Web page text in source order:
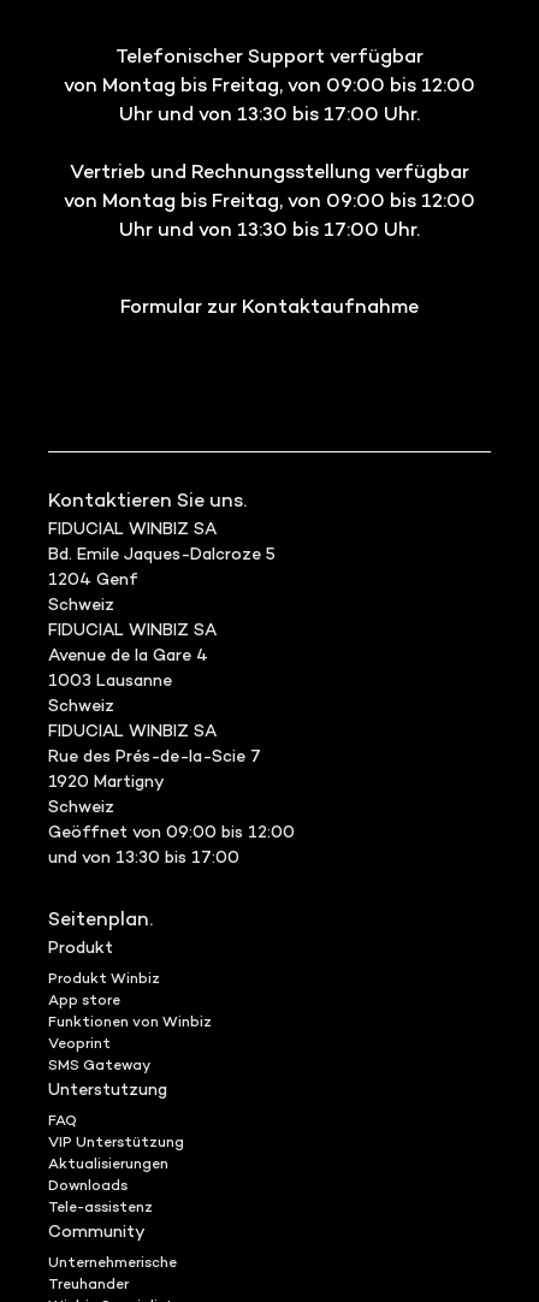
Telefonischer Support verfügbar
von Montag bis Freitag, von 09:00 bis 12:00
Uhr und von 13:30 bis 17:00 Uhr.
Vertrieb und Rechnungsstellung verfügbar
von Montag bis Freitag, von 09:00 bis 12:00
Uhr und von 13:30 bis 17:00 Uhr.
Formular zur Kontaktaufnahme
Kontaktieren Sie uns.
FIDUCIAL WINBIZ SA
Bd. Emile Jaques-Dalcroze 5
1204 Genf
Schweiz
FIDUCIAL WINBIZ SA
Avenue de la Gare 4
1003 Lausanne
Schweiz
FIDUCIAL WINBIZ SA
Rue des Prés-de-la-Scie 7
1920 Martigny
Schweiz
Geöffnet von 09:00 bis 12:00
und von 13:30 bis 17:00
Seitenplan.
Produkt
Produkt Winbiz
App store
Funktionen von Winbiz
Veoprint
SMS Gateway
Unterstutzung
FAQ
VIP Unterstützung
Aktualisierungen
Downloads
Tele-assistenz
Community
Unternehmerische
Treuhander